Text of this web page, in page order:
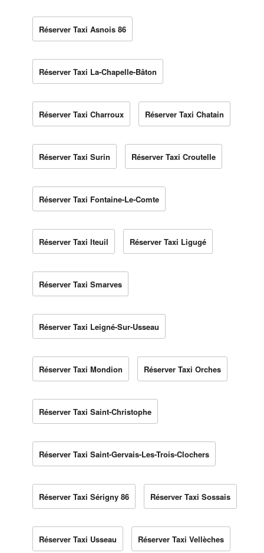
Réserver Taxi Asnois 86
Réserver Taxi La-Chapelle-Bâton
Réserver Taxi Charroux Réserver Taxi Chatain
Réserver Taxi Surin Réserver Taxi Croutelle
Réserver Taxi Fontaine-Le-Comte
Réserver Taxi Iteuil Réserver Taxi Ligugé
Réserver Taxi Smarves
Réserver Taxi Leigné-Sur-Usseau
Réserver Taxi Mondion Réserver Taxi Orches
Réserver Taxi Saint-Christophe
Réserver Taxi Saint-Gervais-Les-Trois-Clochers
Réserver Taxi Sérigny 86 Réserver Taxi Sossais
Réserver Taxi Usseau Réserver Taxi Vellèches